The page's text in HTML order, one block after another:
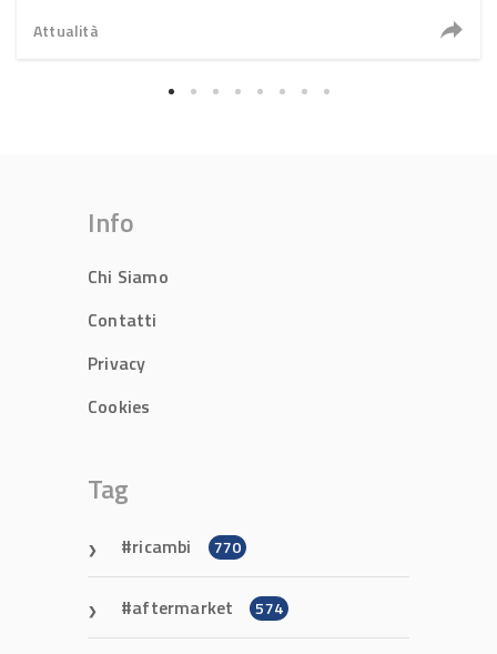
Attualità
Info
Chi Siamo
Contatti
Privacy
Cookies
Tag
ricambi 770
aftermarket 574